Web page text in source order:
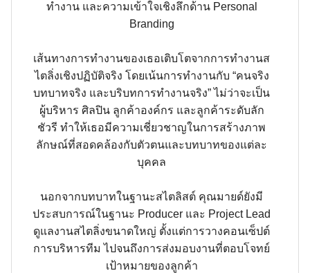
ทำงาน และความเข้าใจเชิงลึกด้าน Personal
Branding
เส้นทางการทำงานของเธอเติบโตจากการทำงานส
ไตลิ่งเชิงปฏิบัติจริง โดยเน้นการทำงานกับ “คนจริง
บทบาทจริง และบริบทการทำงานจริง” ไม่ว่าจะเป็น
ผู้บริหาร ศิลปิน ลูกค้าองค์กร และลูกค้าระดับลัก
ชัวรี ทำให้เธอมีความเชี่ยวชาญในการสร้างภาพ
ลักษณ์ที่สอดคล้องกับตัวตนและบทบาทของแต่ละ
บุคคล
นอกจากบทบาทในฐานะสไตลิสต์ คุณมายด์ยังมี
ประสบการณ์ในฐานะ Producer และ Project Lead
ดูแลงานสไตลิ่งขนาดใหญ่ ตั้งแต่การวางคอนเซ็ปต์
การบริหารทีม ไปจนถึงการส่งมอบงานที่ตอบโจทย์
เป้าหมายของลูกค้า